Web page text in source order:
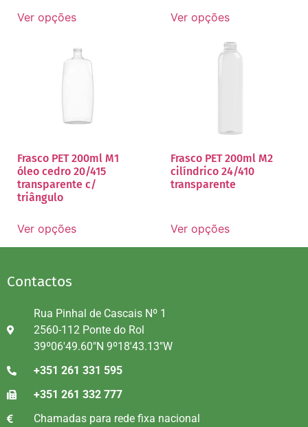
Ver opções Ver opções
Frasco PET 200ml M1
óleo cedro 20/415
transparente c/
triângulo
Ver opções
Frasco PET 200ml M2
cilíndrico 24/410
transparente
Ver opções
Contactos
Rua Pinhal de Cascais Nº 1
2560-112 Ponte do Rol
39º06'49.60"N 9º18'43.13"W
+351 261 331 595
+351 261 332 777
Chamadas para rede fixa nacional